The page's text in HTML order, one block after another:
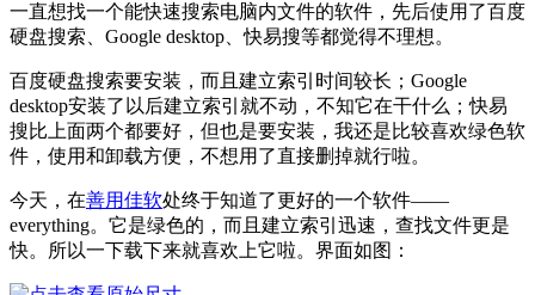
一直想找一个能快速搜索电脑内文件的软件，先后使用了百度
硬盘搜索、Google desktop、快易搜等都觉得不理想。
百度硬盘搜索要安装，而且建立索引时间较长；Google
desktop安装了以后建立索引就不动，不知它在干什么；快易
搜比上面两个都要好，但也是要安装，我还是比较喜欢绿色软
件，使用和卸载方便，不想用了直接删掉就行啦。
今天，在善用佳软处终于知道了更好的一个软件——
everything。它是绿色的，而且建立索引迅速，查找文件更是
快。所以一下载下来就喜欢上它啦。界面如图：